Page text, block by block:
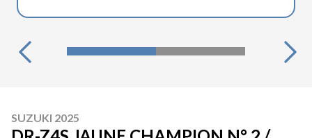
SUZUKI 2025